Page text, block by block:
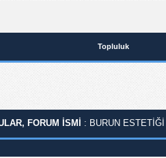
Topluluk
FORUM ISMI : BURUN ESTETIĞI